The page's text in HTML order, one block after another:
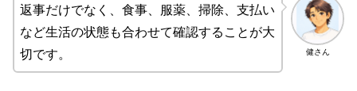
健さん
返事だけでなく、食事、服薬、掃除、支払い
など生活の状態も合わせて確認することが大
切です。